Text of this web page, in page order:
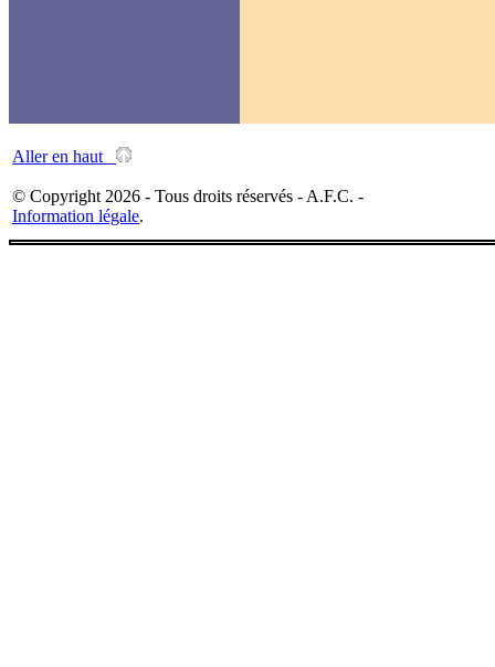
Aller en haut
© Copyright 2026 - Tous droits réservés - A.F.C. -
Information légale.